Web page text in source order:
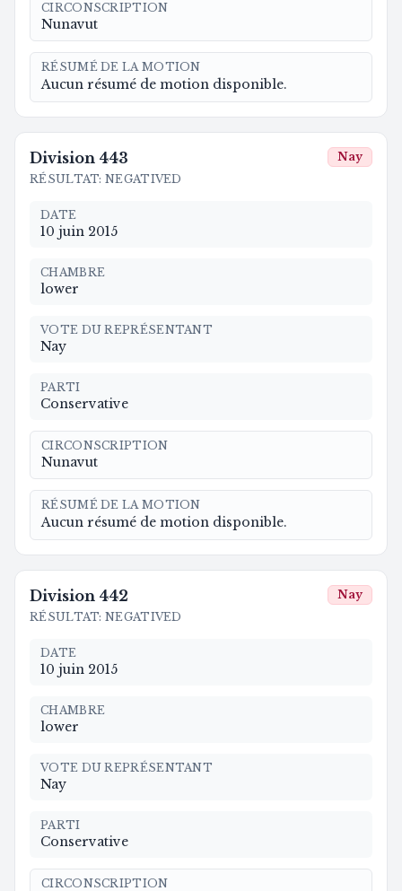
CIRCONSCRIPTION
Nunavut
RÉSUMÉ DE LA MOTION
Aucun résumé de motion disponible.
Division 443
RÉSULTAT: NEGATIVED
Nay
DATE
10 juin 2015
CHAMBRE
lower
VOTE DU REPRÉSENTANT
Nay
PARTI
Conservative
CIRCONSCRIPTION
Nunavut
RÉSUMÉ DE LA MOTION
Aucun résumé de motion disponible.
Division 442
RÉSULTAT: NEGATIVED
Nay
DATE
10 juin 2015
CHAMBRE
lower
VOTE DU REPRÉSENTANT
Nay
PARTI
Conservative
CIRCONSCRIPTION